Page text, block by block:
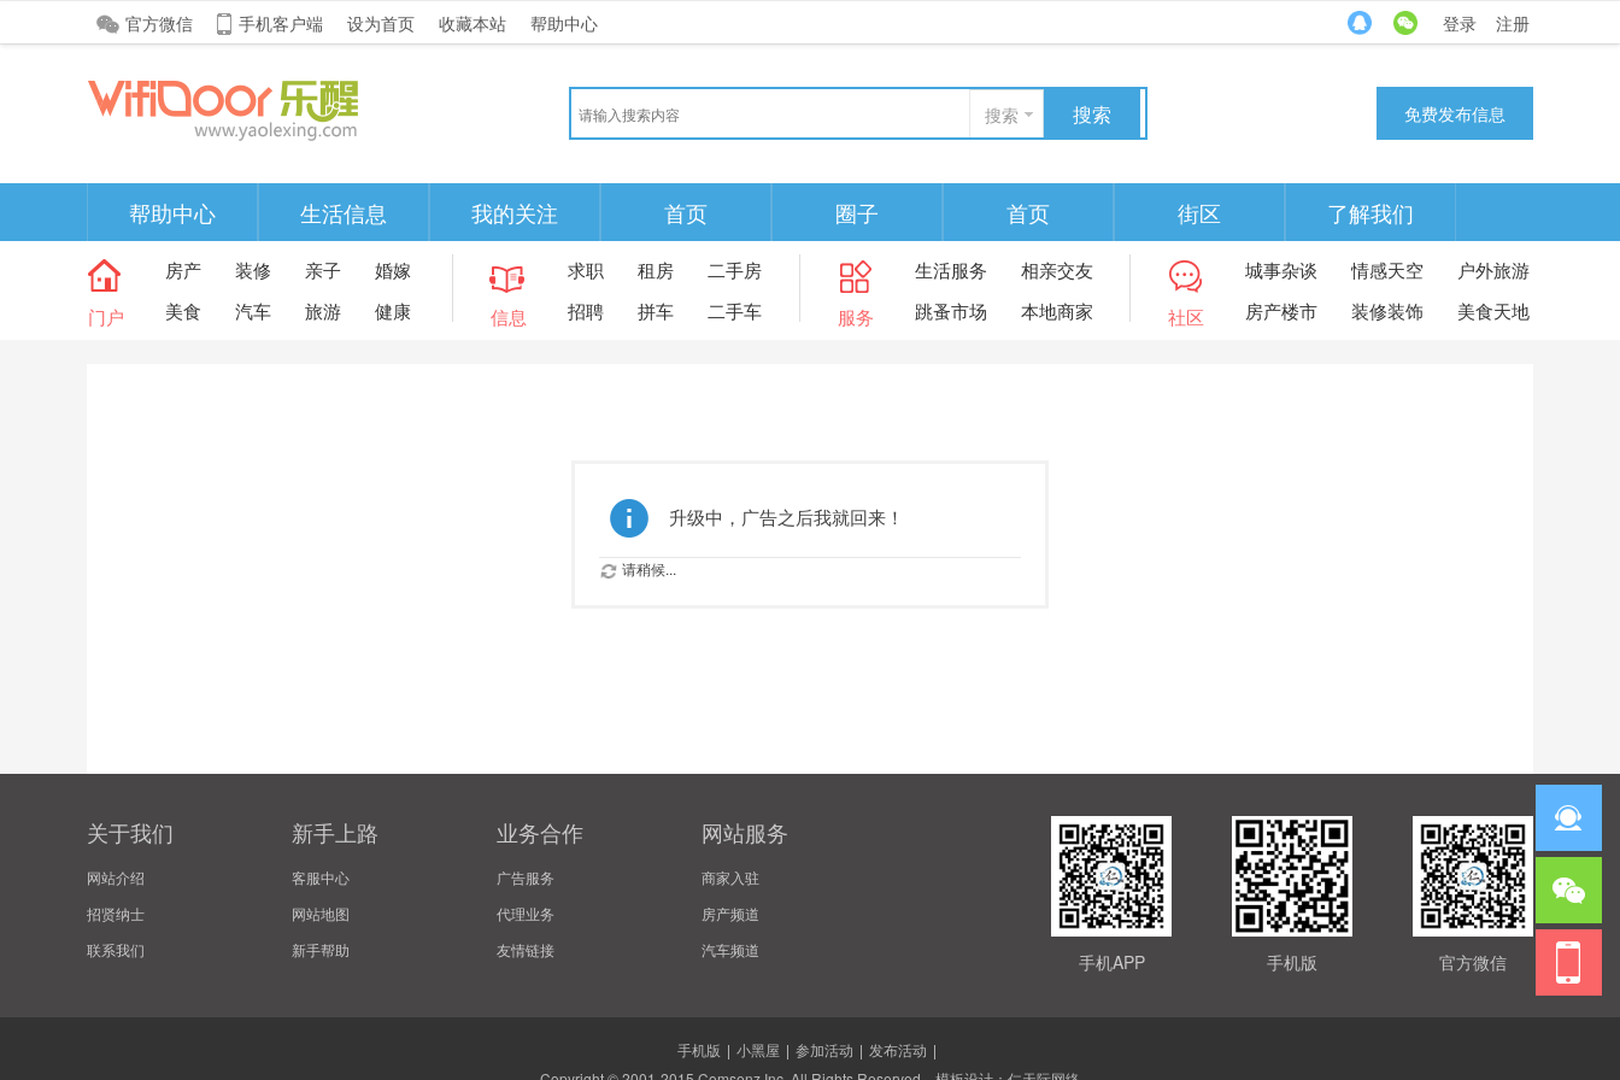
官方微信 手机客户端 设为首页 收藏本站 帮助中心 登录 注册
搜索 搜索 免费发布信息
帮助中心 生活信息 我的关注 首页 圈子 首页 街区 了解我们
门户
房产 装修 亲子
婚嫁
美食
汽车 旅游 健康 信息
求职 租房
二手房
招聘
拼车 二手车 服务
生活服务
相亲交友
跳蚤市场
本地商家 社区
城事杂谈 情感天空
户外旅游
房产楼市
装修装饰 美食天地
升级中，广告之后我就回来！
请稍候...
关于我们
网站介绍
招贤纳士
联系我们
新手上路
客服中心
网站地图
新手帮助
业务合作
广告服务
代理业务
友情链接
网站服务
商家入驻
房产频道
汽车频道
官方微信
手机版
手机APP
手机版 | 小黑屋 | 参加活动 | 发布活动 |